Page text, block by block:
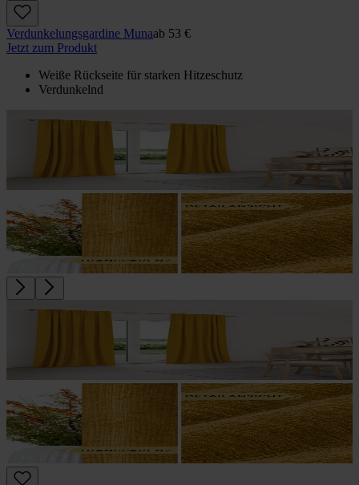
Verdunkelungs­gardine Munaab 53 €
Jetzt zum Produkt
Weiße Rückseite für starken Hitzeschutz
Verdunkelnd